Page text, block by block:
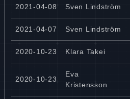
2021-04-08 Sven Lindström
2021-04-07 Sven Lindström
2020-10-23 Klara Takei
2020-10-23
Eva
Kristensson